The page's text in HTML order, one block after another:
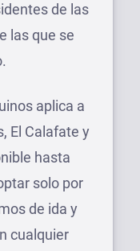
de las
las que se
aplica a
El Calafate y
hasta
solo por
de ida y
cualquier